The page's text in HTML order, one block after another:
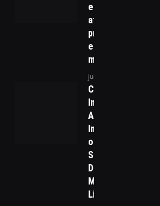
em pessoas de
até 50 anos e
preocupa
especialistas após
morte de Preta Gil
julho 21, 2025
Como a
Inteligência
Artificial
Impulsionou
o Google a
Superar
Desafios e
Manter sua
Liderança